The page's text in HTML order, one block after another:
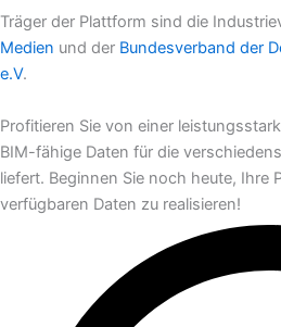
Träger der Plattform sind die
Medien und der Bundesverband der
e.V.
Profitieren Sie von einer
BIM-fähige Daten für die
liefert. Beginnen Sie noch heute, Ihre
verfügbaren Daten zu realisieren!